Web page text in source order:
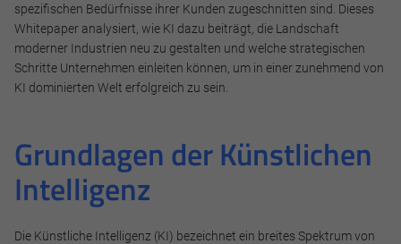
spezifischen Bedürfnisse ihrer Kunden zugeschnitten sind. Dieses
Whitepaper analysiert, wie KI dazu beiträgt, die Landschaft
moderner Industrien neu zu gestalten und welche strategischen
Schritte Unternehmen einleiten können, um in einer zunehmend von
KI dominierten Welt erfolgreich zu sein.
Grundlagen der Künstlichen
Intelligenz
Die Künstliche Intelligenz (KI) bezeichnet ein breites Spektrum von